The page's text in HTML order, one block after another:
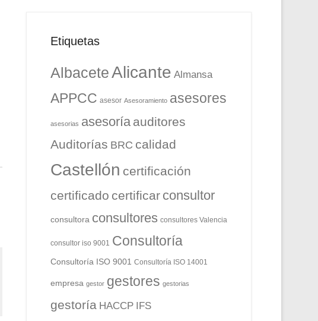
Etiquetas
AlbaceteAlicante Almansa
APPCC asesor Asesoramiento asesores
asesorias asesoría auditores
Auditorías BRC calidad
Castellón certificación
certificado certificar consultor
consultora consultores consultores Valencia
consultor iso 9001 Consultoría
Consultoría ISO 9001 Consultoría ISO 14001
empresa gestor gestores gestorias
gestoría HACCP IFS